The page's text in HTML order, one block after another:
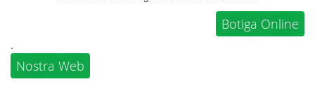
Botiga Online
.
Nostra Web